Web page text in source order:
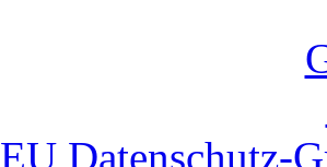
EU Datenschutz-